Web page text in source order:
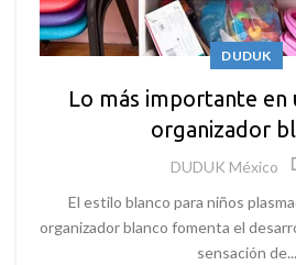
DUDUK
Lo más importante en
organizador
DUDUK México
El estilo blanco para niños
organizador blanco fomenta el
sensación de...